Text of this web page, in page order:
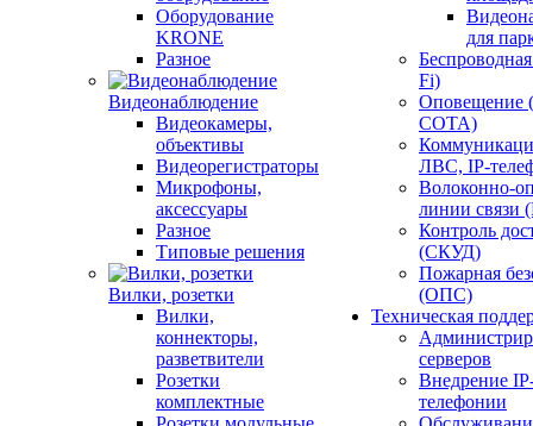
Оборудование
KRONE
Разное
Видеонаблюдение
Видеокамеры,
объективы
Видеорегистраторы
Микрофоны,
аксессуары
Разное
Типовые решения
Вилки, розетки
Вилки,
коннекторы,
разветвители
Розетки
комплектные
для
Fi)
СОТА)
ЛВС, IP-
Волоконно-
линии
Контроль
(СКУД)
Пожарная
(ОПС)
Техническая
серверов
Внедрение
телефонии